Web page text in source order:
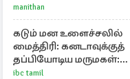
manithan
கடும் மன உளைச்சலில்
மைத்திரி: கனடாவுக்குத்
தப்பியோடிய மருமகள்:
மகன் கொழும்பில்...!
ibc tamil